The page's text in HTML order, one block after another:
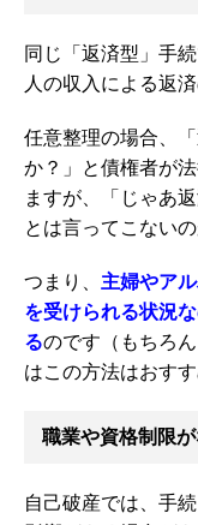
同じ「返済型」手
人の収入による返
任意整理の場合、
か？」と債権者が
ますが、「じゃあ
とは言ってこないの
つまり、 主婦やア
を受けられる状況
るのです（もちろ
はこの方法はおす
職業や資格制限
自己破産では、手